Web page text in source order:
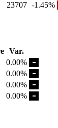
23707 -1.45%
Var.
0.00%
0.00%
0.00%
0.00%